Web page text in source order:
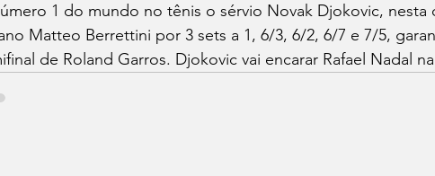
1 do mundo no tênis o sérvio Novak Djokovic, nesta
Matteo Berrettini por 3 sets a 1, 6/3, 6/2, 6/7 e 7/5,
de Roland Garros. Djokovic vai encarar Rafael Nadal